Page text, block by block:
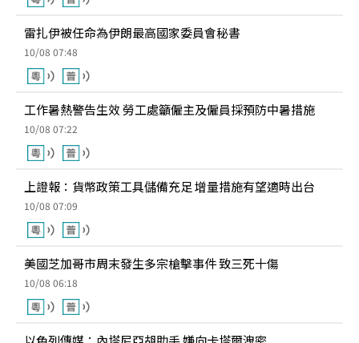
雷扎伊被任命為伊朗最高國家委員會秘書
10/08 07:48
工作暑熱警告生效 勞工處籲僱主及僱員採預防中暑措施
10/08 07:22
上證報：貨幣政策工具儲備充足 增量措施有望適時出台
10/08 07:09
美國芝加哥市周末發生多宗槍擊事件 致三死十傷
10/08 06:18